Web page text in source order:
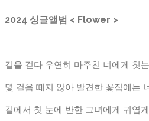
2024 싱글앨범 < Flower >
길을 걷다 우연히 마주친 너에게 첫
몇 걸음 떼지 않아 발견한 꽃집에는
길에서 첫 눈에 반한 그녀에게 귀엽